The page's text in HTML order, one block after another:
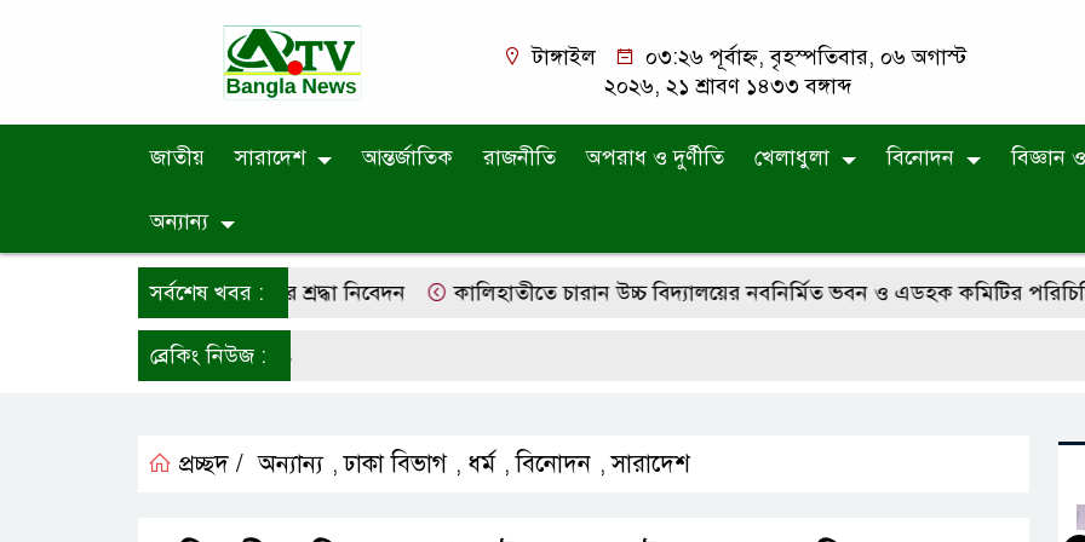
টাঙ্গাইল
০৩:২৬ পূর্বাহ্ন, বৃহস্পতিবার, ০৬ অগাস্ট
২০২৬, ২১ শ্রাবণ ১৪৩৩ বঙ্গাব্দ
জাতীয় সারাদেশ আন্তর্জাতিক রাজনীতি অপরাধ ও দুর্ণীতি খেলাধুলা বিনোদন বিজ্ঞান
অন্যান্য
সর্বশেষ খবর :
শাহ আলম তালুকদারের শ্রদ্ধা নিবেদন কালিহাতীতে চারান উচ্চ বিদ্যালয়ের নবনির্মিত ভবন ও এডহক কমিটির পরিচিতি সভা
ব্রেকিং নিউজ :
প্রচ্ছদ / অন্যান্য ,ঢাকা বিভাগ , ধর্ম ,বিনোদন ,সারাদেশ